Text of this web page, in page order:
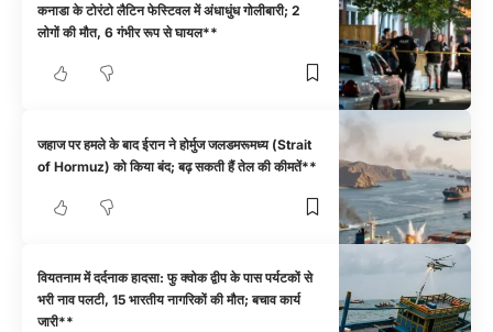
कनाडा के टोरंटो लैटिन फेस्टिवल में अंधाधुंध गोलीबारी; 2
लोगों की मौत, 6 गंभीर रूप से घायल**
जहाज पर हमले के बाद ईरान ने होर्मुज जलडमरूमध्य (Strait
of Hormuz) को किया बंद; बढ़ सकती हैं तेल की कीमतें**
वियतनाम में दर्दनाक हादसा: फु क्वोक द्वीप के पास पर्यटकों से
भरी नाव पलटी, 15 भारतीय नागरिकों की मौत; बचाव कार्य
जारी**